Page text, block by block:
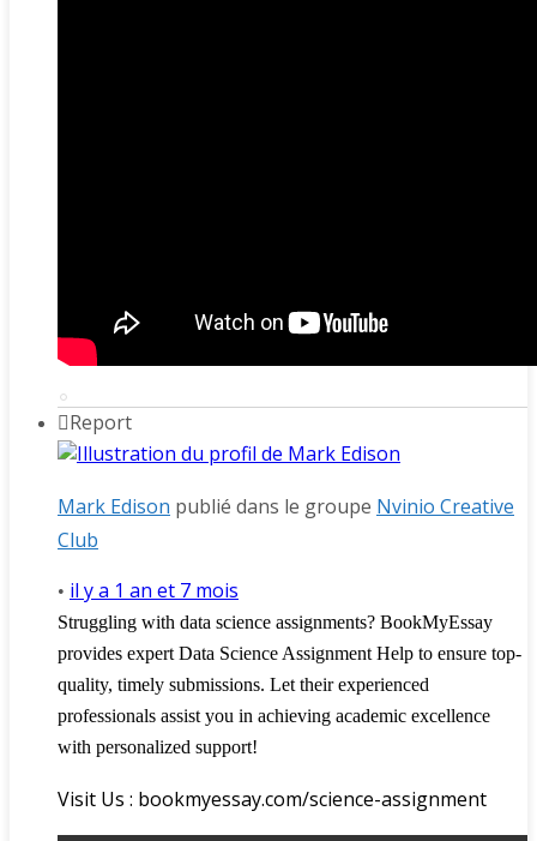
Report
Mark Edison publié dans le groupe Nvinio Creative
Club
• il y a 1 an et 7 mois
Struggling with data science assignments? BookMyEssay
provides expert Data Science Assignment Help to ensure top-
quality, timely submissions. Let their experienced
professionals assist you in achieving academic excellence
with personalized support!
Visit Us : bookmyessay.com/science-assignment